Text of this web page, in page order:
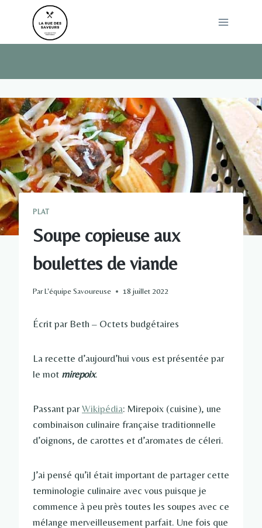
PLAT
Soupe copieuse aux
boulettes de viande
ParL'équipe Savoureuse 18 juillet 2022
Écrit par Beth – Octets budgétaires
La recette d’aujourd’hui vous est présentée par
le mot mirepoix.
Passant parWikipédia: Mirepoix (cuisine), une
combinaison culinaire française traditionnelle
d’oignons, de carottes et d’aromates de céleri.
J’ai pensé qu’il était important de partager cette
terminologie culinaire avec vous puisque je
commence à peu près toutes les soupes avec ce
mélange merveilleusement parfait. Une fois que